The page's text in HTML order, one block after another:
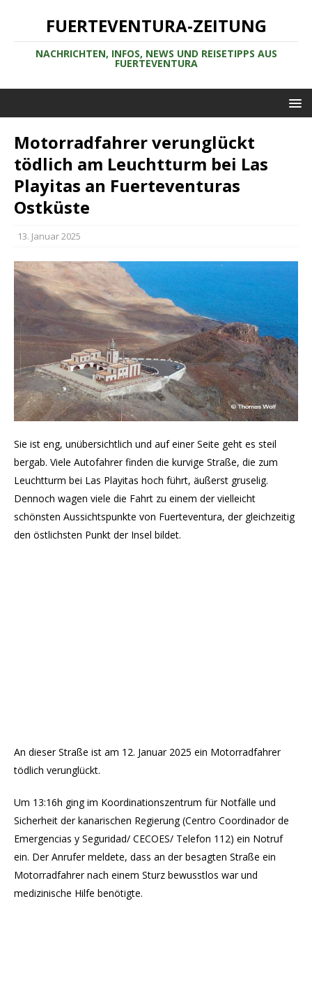
FUERTEVENTURA-ZEITUNG
NACHRICHTEN, INFOS, NEWS UND REISETIPPS AUS
FUERTEVENTURA
Motorradfahrer verunglückt
tödlich am Leuchtturm bei Las
Playitas an Fuerteventuras
Ostküste
13. Januar 2025
Sie ist eng, unübersichtlich und auf einer Seite geht es steil
bergab. Viele Autofahrer finden die kurvige Straße, die zum
Leuchtturm bei Las Playitas hoch führt, äußerst gruselig.
Dennoch wagen viele die Fahrt zu einem der vielleicht
schönsten Aussichtspunkte von Fuerteventura, der gleichzeitig
den östlichsten Punkt der Insel bildet.
An dieser Straße ist am 12. Januar 2025 ein Motorradfahrer
tödlich verunglückt.
Um 13:16h ging im Koordinationszentrum für Notfälle und
Sicherheit der kanarischen Regierung (Centro Coordinador de
Emergencias y Seguridad/ CECOES/ Telefon 112) ein Notruf
ein. Der Anrufer meldete, dass an der besagten Straße ein
Motorradfahrer nach einem Sturz bewusstlos war und
medizinische Hilfe benötigte.